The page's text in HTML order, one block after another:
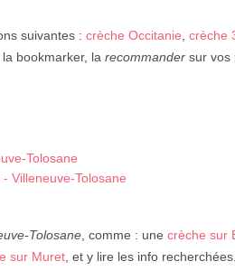
suivantes : crèche Occitanie, crèche
bookmarker, la recommander sur vos
Tolosane
Villeneuve-Tolosane
Tolosane, comme : une crèche sur
sur Muret, et y lire les info recherchées.